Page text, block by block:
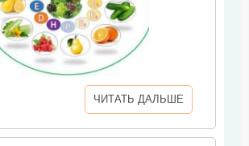
ЧИТАТЬ ДАЛЬШЕ